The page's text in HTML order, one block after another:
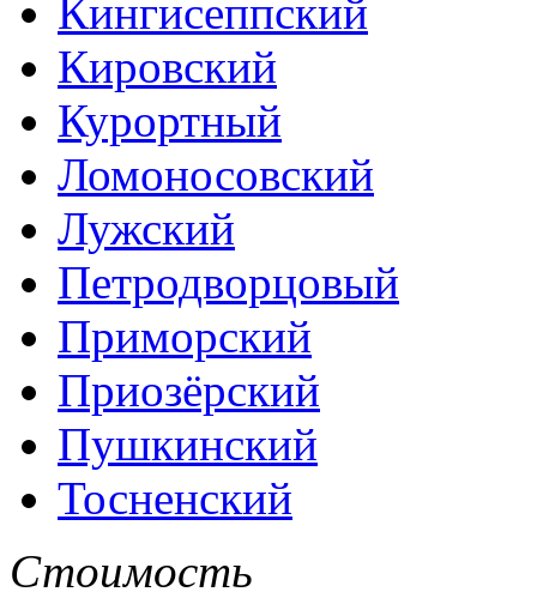
Кингисеппский
Кировский
Курортный
Ломоносовский
Лужский
Петродворцовый
Приморский
Приозёрский
Пушкинский
Тосненский
Стоимость